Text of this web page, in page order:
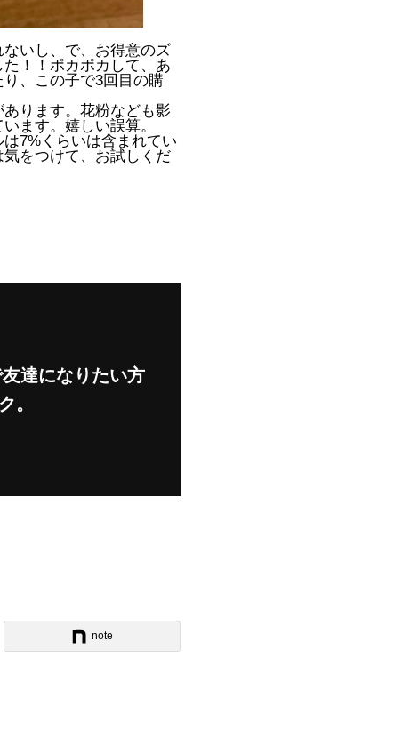
いし、で、お得意のズ
！！ポカポカして、あ
、この子で3回目の購
ります。花粉なども影
ます。嬉しい誤算。
7%くらいは含まれてい
をつけて、お試しくだ
達になりたい方
。
note